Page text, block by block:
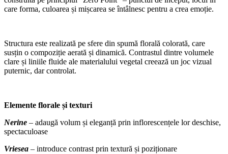
care forma, culoarea și mișcarea se întâlnesc pentru a crea emoție.
Structura este realizată pe sfere din spumă florală colorată, care
susțin o compoziție aerată și dinamică. Contrastul dintre volumele
clare și liniile fluide ale materialului vegetal creează un joc vizual
puternic, dar controlat.
Elemente florale și texturi
Nerine – adaugă volum și eleganță prin inflorescențele lor deschise,
spectaculoase
Vriesea – introduce contrast prin textură și poziționare